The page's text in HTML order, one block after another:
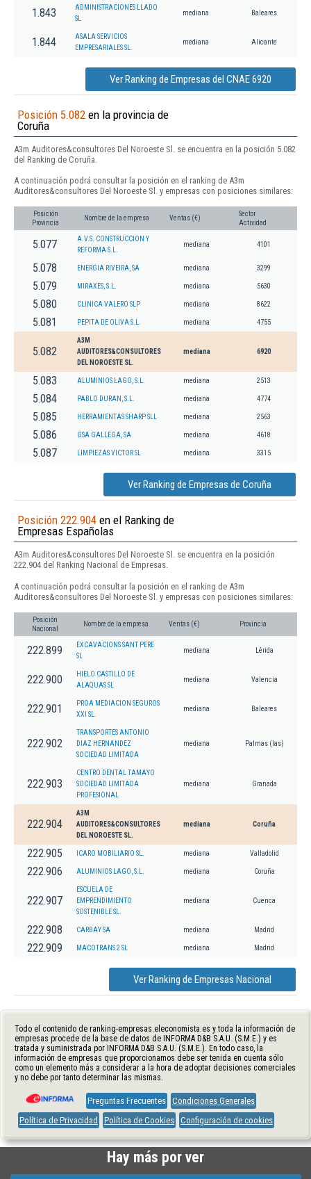
1.843
ADMINISTRACIONES LLADO
SL
mediana Baleares
1.844
ASALA SERVICIOS
EMPRESARIALES SL.
mediana Alicante
Ver Ranking de Empresas del CNAE 6920
Posición 5.082 en la provincia de
Coruña
A3m Auditores&consultores Del Noroeste Sl. se encuentra en la posición 5.082
del Ranking de Coruña.
A continuación podrá consultar la posición en el ranking de A3m
Auditores&consultores Del Noroeste Sl. y empresas con posiciones similares:
Posición
Provincia
Nombre de la empresa Ventas (€)
Sector
Actividad
5.077
A.V.S. CONSTRUCCION Y
REFORMA S.L.
mediana 4101
5.078 ENERGIA RIVEIRA, SA mediana 3299
5.079 MIRAXES, S.L. mediana 5630
5.080 CLINICA VALERO SLP mediana 8622
5.081 PEPITA DE OLIVA S.L. mediana 4755
5.082
A3M
AUDITORES&CONSULTORES
DEL NOROESTE SL.
mediana 6920
5.083 ALUMINIOS LAGO, S.L. mediana 2513
5.084 PABLO DURAN, S.L. mediana 4774
5.085 HERRAMIENTAS SHARP SLL mediana 2563
5.086 GSA GALLEGA, SA mediana 4618
5.087 LIMPIEZAS VICTOR SL mediana 3315
Ver Ranking de Empresas de Coruña
Posición 222.904 en el Ranking de
Empresas Españolas
A3m Auditores&consultores Del Noroeste Sl. se encuentra en la posición
222.904 del Ranking Nacional de Empresas.
A continuación podrá consultar la posición en el ranking de A3m
Auditores&consultores Del Noroeste Sl. y empresas con posiciones similares:
Posición
Nacional
Nombre de la empresa Ventas (€) Provincia
222.899
EXCAVACIONS SANT PERE
SL
mediana Lérida
222.900
HIELO CASTILLO DE
ALAQUAS SL
mediana Valencia
222.901
PROA MEDIACION SEGUROS
XXI SL.
mediana Baleares
222.902
TRANSPORTES ANTONIO
DIAZ HERNANDEZ
SOCIEDAD LIMITADA
mediana Palmas (las)
222.903
CENTRO DENTAL TAMAYO
SOCIEDAD LIMITADA
PROFESIONAL
mediana Granada
222.904
A3M
AUDITORES&CONSULTORES
DEL NOROESTE SL.
mediana Coruña
222.905 ICARO MOBILIARIO SL. mediana Valladolid
222.906 ALUMINIOS LAGO, S.L. mediana Coruña
222.907
ESCUELA DE
EMPRENDIMIENTO
SOSTENIBLE SL.
mediana Cuenca
222.908 CARBAY SA mediana Madrid
222.909 MACOTRANS 2 SL mediana Madrid
Ver Ranking de Empresas Nacional
Todo el contenido de ranking-empresas.eleconomista.es y toda la información de
empresas procede de la base de datos de INFORMA D&B S.A.U. (S.M.E.) y es
tratada y suministrada por INFORMA D&B S.A.U. (S.M.E.). En todo caso, la
información de empresas que proporcionamos debe ser tenida en cuenta sólo
como un elemento más a considerar a la hora de adoptar decisiones comerciales
y no debe por tanto determinar las mismas.
Preguntas Frecuentes Condiciones Generales
Política de Privacidad
Política de Cookies Configuración de cookies
Hay más por ver